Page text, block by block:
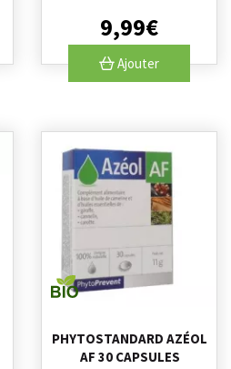
9,99€
Ajouter
PHYTOSTANDARD AZÉOL
AF 30 CAPSULES